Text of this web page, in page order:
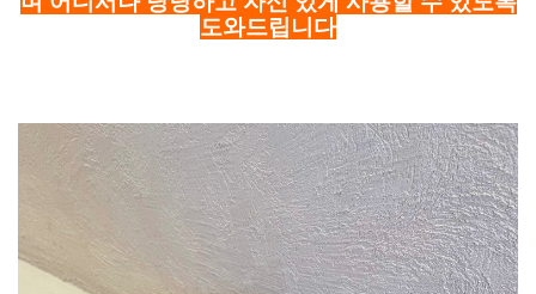
도와드립니다